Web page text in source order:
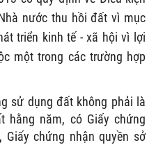
nước thu hồi đất vì mục
triển kinh tế - xã hội vì lợi
một trong các trường hợp
sử dụng đất không phải là
hằng năm, có Giấy chứng
chứng nhận quyền sở